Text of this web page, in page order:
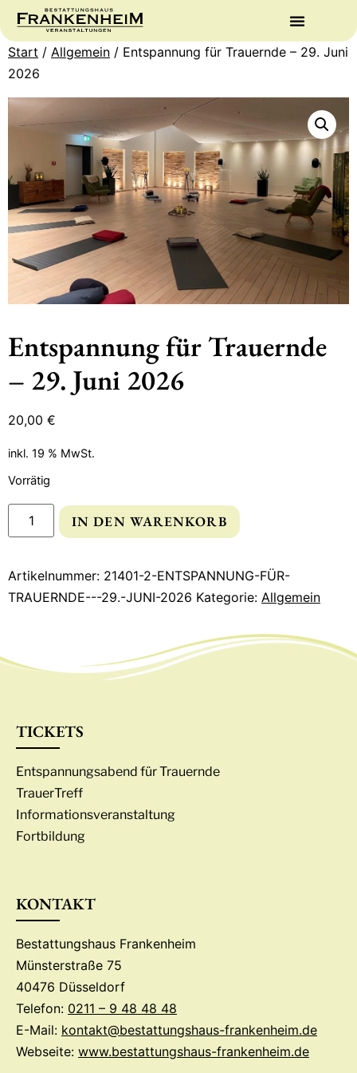
Start / Allgemein / Entspannung für Trauernde – 29. Juni
2026
Entspannung für Trauernde
– 29. Juni 2026
20,00 €
inkl. 19 % MwSt.
Vorrätig
IN DEN WARENKORB
Artikelnummer: 21401-2-ENTSPANNUNG-FÜR-
TRAUERNDE---29.-JUNI-2026 Kategorie: Allgemein
TICKETS
Entspannungsabend für Trauernde
TrauerTreff
Informationsveranstaltung
Fortbildung
KONTAKT
Bestattungshaus Frankenheim
Münsterstraße 75
40476 Düsseldorf
Telefon: 0211 – 9 48 48 48
E-Mail: kontakt@bestattungshaus-frankenheim.de
Webseite: www.bestattungshaus-frankenheim.de